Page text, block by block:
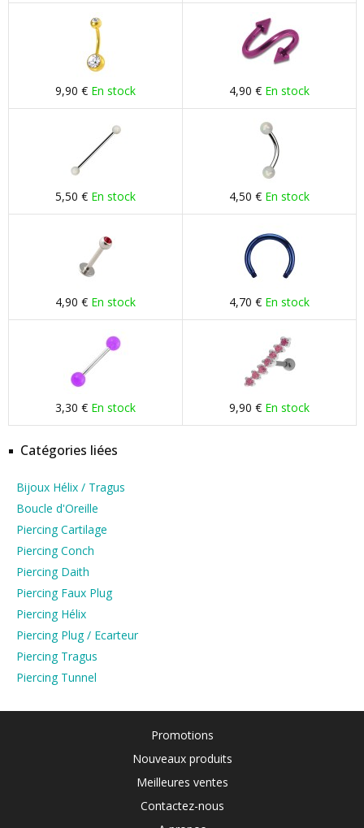
9,90 € En stock 4,90 € En stock
5,50 € En stock 4,50 € En stock
4,90 € En stock 4,70 € En stock
3,30 € En stock 9,90 € En stock
Catégories liées
Bijoux Hélix / Tragus
Boucle d'Oreille
Piercing Cartilage
Piercing Conch
Piercing Daith
Piercing Faux Plug
Piercing Hélix
Piercing Plug / Ecarteur
Piercing Tragus
Piercing Tunnel
Promotions
Nouveaux produits
Meilleures ventes
Contactez-nous